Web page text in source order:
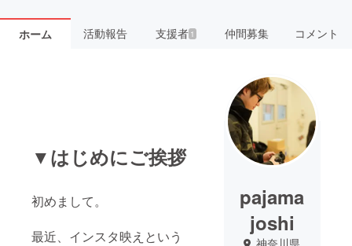
ホーム 活動報告 支援者 1 仲間募集 コメント
▼はじめにご挨拶
初めまして。
最近、インスタ映えという
pajama
joshi